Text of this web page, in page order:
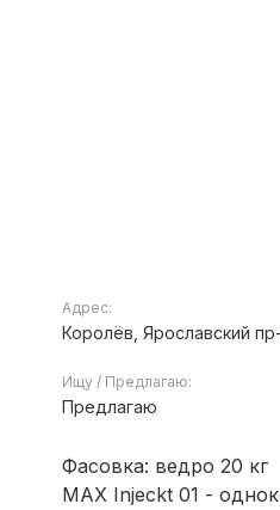
Адрес:
Королёв, Ярославский
Ищу / Предлагаю:
Предлагаю
Фасовка: ведро 20 кг
MAX Injeckt 01 -